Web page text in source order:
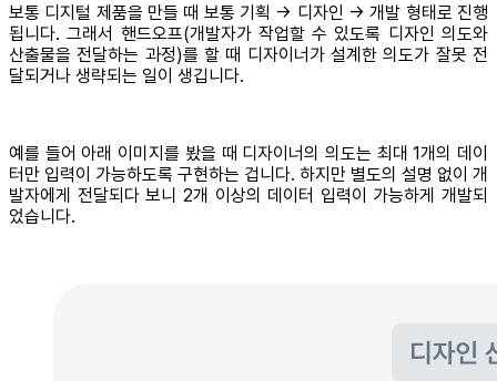
보통 디지털 제품을 만들 때 보통 기획 -> 디자인 -> 개발 형태로 진행
됩니다. 그래서 핸드오프(개발자가 작업할 수 있도록 디자인 의도와
산출물을 전달하는 과정)를 할 때 디자이너가 설계한 의도가 잘못 전
달되거나 생략되는 일이 생깁니다.
예를 들어 아래 이미지를 봤을 때 디자이너의 의도는 최대 1개의 데이
터만 입력이 가능하도록 구현하는 겁니다. 하지만 별도의 설명 없이 개
발자에게 전달되다 보니 2개 이상의 데이터 입력이 가능하게 개발되
었습니다.